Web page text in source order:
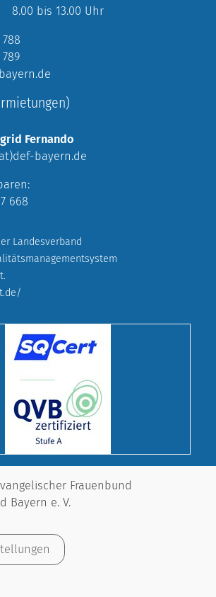
8.00 bis 13.00 Uhr
Fernando
bayern.de
668
Landesverband
Frauenbund
Bayern e. V.